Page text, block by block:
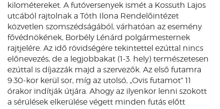
kilométereket. A futóversenyek ismét a Kossuth Lajos
utcából rajtolnak a Tóth Ilona Rendelőintézet
közvetlen szomszédságából, várhatóan az esemény
fővédnökének, Borbély Lénárd polgármesternek
rajtjelére. Az idő rövidségére tekintettel ezúttal nincs
előnevezés, de a legjobbakat (1-3. hely) természetesen
ezúttal is díjazzák majd a szervezők. Az első futamra
9:30-kor kerül sor, míg az utolsó, „Ovis futamot” 11
órakor indítják útjára. Ahogy az ilyenkor lenni szokott
a sérülések elkerülése végett minden futás előtt